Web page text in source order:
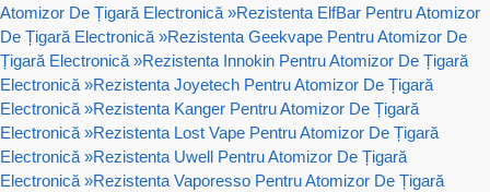
Atomizor De Țigară Electronică »Rezistenta ElfBar Pentru Atomizor
De Țigară Electronică »Rezistenta Geekvape Pentru Atomizor De
Țigară Electronică »Rezistenta Innokin Pentru Atomizor De Țigară
Electronică »Rezistenta Joyetech Pentru Atomizor De Țigară
Electronică »Rezistenta Kanger Pentru Atomizor De Țigară
Electronică »Rezistenta Lost Vape Pentru Atomizor De Țigară
Electronică »Rezistenta Uwell Pentru Atomizor De Țigară
Electronică »Rezistenta Vaporesso Pentru Atomizor De Țigară